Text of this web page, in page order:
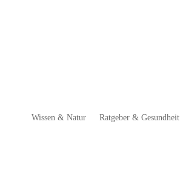
Wissen & Natur Ratgeber & Gesundheit